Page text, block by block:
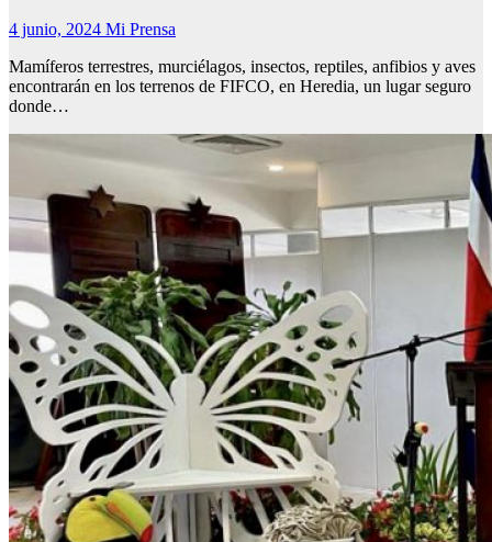
4 junio, 2024 Mi Prensa
Mamíferos terrestres, murciélagos, insectos, reptiles, anfibios y aves
encontrarán en los terrenos de FIFCO, en Heredia, un lugar seguro
donde…